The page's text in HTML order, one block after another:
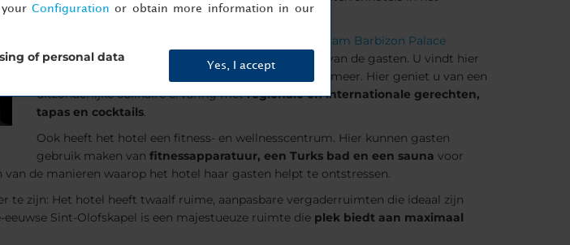
centrum van Amsterdam.
NH Collection Amsterdam Barbizon Palace
hoogwaardige services die voldoen aan de wensen van de gasten. U vindt hier
bijvoorbeeld services als toegang tot restaurant Vermeer. Hier geniet u van een
uitzonderlijke culinaire ervaring metregionale en internationale gerechten,
tapas en cocktails.
Ook heeft het hotel een fitness- en wellnesscentrum. Hier kunnen gasten
gebruik maken van fitnessapparatuur, een Turks bad en een sauna voor
de manieren waarop het hotel haar gasten helpt te ontstressen.
zijn: Het hotel heeft twaalf ruime, aanpasbare vergaderruimten die ideaal zijn
Sint-Olofskapel is een majestueuze ruimte die plek biedt aan maximaal
Configuration or obtain more information in our
of personal data
Yes, I accept